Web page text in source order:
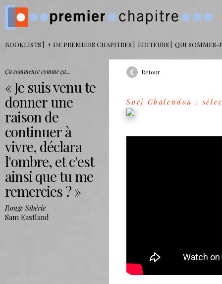
BOOKLISTS + DE PREMIERS CHAPITRES EDITEURS QUI SOMMES-
Ça commence comme ça...
Je suis venu te
donner une
raison de
continuer à
vivre, déclara
l'ombre, et c'est
ainsi que tu me
remercies ?
Rouge Sibérie
Sam Eastland
Retour
Sorj Chalendon :